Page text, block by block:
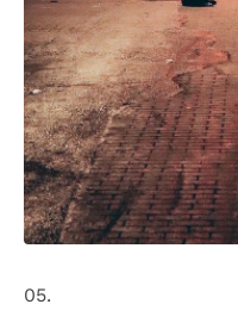
05.